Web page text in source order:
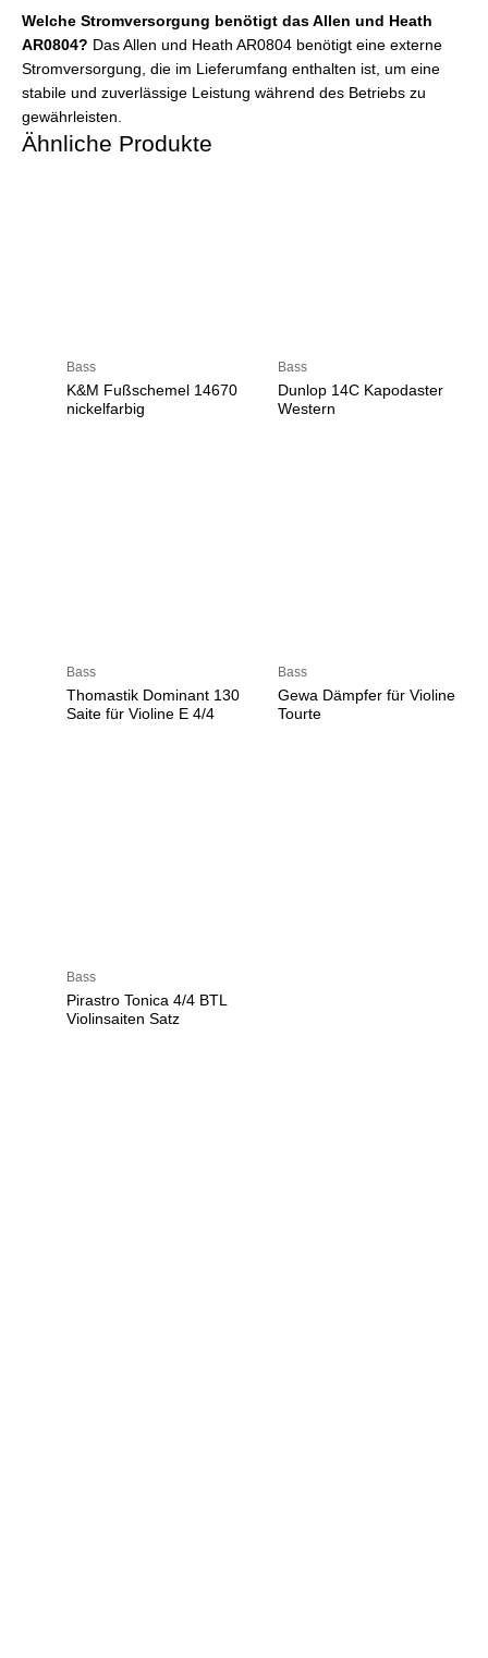
Welche Stromversorgung benötigt das Allen und Heath
AR0804? Das Allen und Heath AR0804 benötigt eine externe
Stromversorgung, die im Lieferumfang enthalten ist, um eine
stabile und zuverlässige Leistung während des Betriebs zu
gewährleisten.
Ähnliche Produkte
Bass
K&M Fußschemel 14670
nickelfarbig
Bass
Dunlop 14C Kapodaster
Western
Bass
Thomastik Dominant 130
Saite für Violine E 4/4
Bass
Gewa Dämpfer für Violine
Tourte
Bass
Pirastro Tonica 4/4 BTL
Violinsaiten Satz